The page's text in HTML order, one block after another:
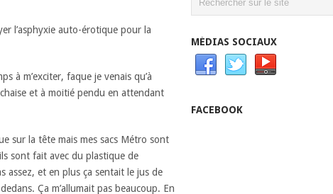
l’asphyxie auto-érotique pour la
à m’exciter, faque je venais qu’à
et à moitié pendu en attendant
sur la tête mais mes sacs Métro sont
sont fait avec du plastique de
assez, et en plus ça sentait le jus de
Ça m’allumait pas beaucoup. En
MÉDIAS SOCIAUX
FACEBOOK